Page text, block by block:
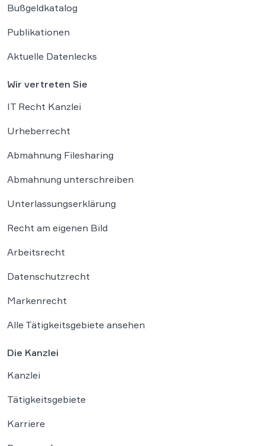
Bußgeldkatalog
Publikationen
Aktuelle Datenlecks
Wir vertreten Sie
IT Recht Kanzlei
Urheberrecht
Abmahnung Filesharing
Abmahnung unterschreiben
Unterlassungserklärung
Recht am eigenen Bild
Arbeitsrecht
Datenschutzrecht
Markenrecht
Alle Tätigkeitsgebiete ansehen
Die Kanzlei
Kanzlei
Tätigkeitsgebiete
Karriere